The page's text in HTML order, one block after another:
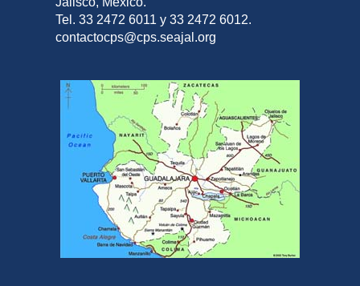
Tel. 33 2472 6011 y 33 2472 6012.
contactocps@cps.seajal.org